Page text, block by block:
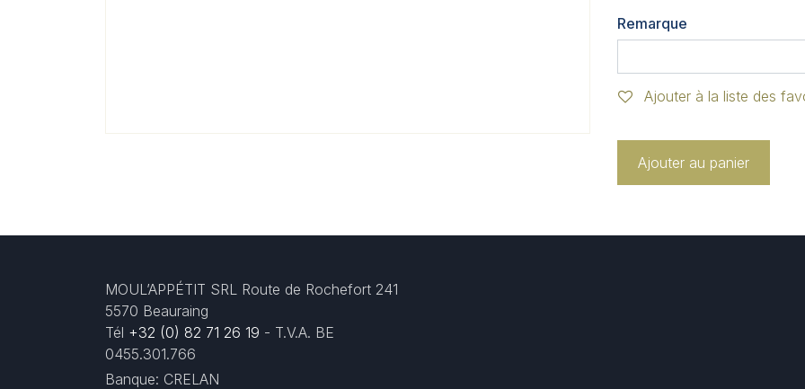
Remarque
Ajouter à la liste des
Ajouter au panier
MOUL’APPÉTIT SRL Route de Rochefort 241
5570 Beauraing
Tél +32 (0) 82 71 26 19 - T.V.A. BE
0455.301.766
Banque: CRELAN